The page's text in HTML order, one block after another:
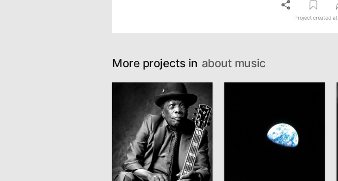
Project created at
More projects in about music